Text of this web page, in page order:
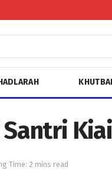
Time: 2 mins read